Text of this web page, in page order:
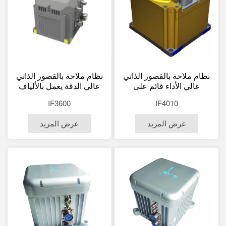
نظام ملاحة بالقصور الذاتي
عالي الأداء قائم على
لتطبيقات الطائرات بدون
طيار والسفن والطائرات،
دقيق وموثوق ومتين.
IF4010
عرض المزيد
نظام ملاحة بالقصور الذاتي
عالي الدقة يعمل بالألياف
بدون طيار والسفن
والمركبات
IF3600
عرض المزيد